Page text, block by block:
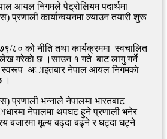
आयल निगमले पेट्रोलियम पदार्थमा
प्रणाली कार्यान्वयनमा ल्याउन तयारी शुरू
८० को नीति तथा कार्यक्रममा स्वचालित
गरेकाे छ ।साउन १ गते बाट लागु गर्ने
स्वरूप अाइतबार नेपाल आयल निगमकाे
।
प्रणाली भन्नाले नेपालमा भारतबाट
नेपालमा थपघट हुने प्रणाली भनेर
बजारमा मूल्य बढ्दा बढ्ने र घट्दा घट्ने